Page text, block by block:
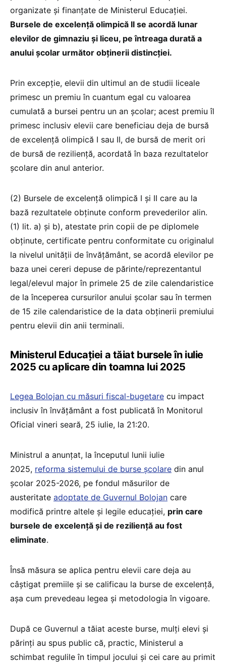
organizate și finanțate de Ministerul Educației.
Bursele de excelență olimpică II se acordă lunar
elevilor de gimnaziu și liceu, pe întreaga durată a
anului școlar următor obținerii distincției.
Prin excepție, elevii din ultimul an de studii liceale
primesc un premiu în cuantum egal cu valoarea
cumulată a bursei pentru un an școlar; acest premiu îl
primesc inclusiv elevii care beneficiau deja de bursă
de excelență olimpică I sau II, de bursă de merit ori
de bursă de reziliență, acordată în baza rezultatelor
școlare din anul anterior.
(2) Bursele de excelență olimpică I și II care au la
bază rezultatele obținute conform prevederilor alin.
(1) lit. a) și b), atestate prin copii de pe diplomele
obținute, certificate pentru conformitate cu originalul
la nivelul unității de învățământ, se acordă elevilor pe
baza unei cereri depuse de părinte/reprezentantul
legal/elevul major în primele 25 de zile calendaristice
de la începerea cursurilor anului școlar sau în termen
de 15 zile calendaristice de la data obținerii premiului
pentru elevii din anii terminali.
Ministerul Educației a tăiat bursele în iulie
2025 cu aplicare din toamna lui 2025
Legea Bolojan cu măsuri fiscal-bugetare cu impact
inclusiv în învățământ a fost publicată în Monitorul
Oficial vineri seară, 25 iulie, la 21:20.
Ministrul a anunțat, la începutul lunii iulie
2025, reforma sistemului de burse școlare din anul
școlar 2025-2026, pe fondul măsurilor de
austeritate adoptate de Guvernul Bolojan care
modifică printre altele și legile educației, prin care
bursele de excelență și de reziliență au fost
eliminate.
Însă măsura se aplica pentru elevii care deja au
câștigat premiile și se calificau la burse de excelență,
așa cum prevedeau legea și metodologia în vigoare.
După ce Guvernul a tăiat aceste burse, mulți elevi și
părinți au spus public că, practic, Ministerul a
schimbat regulile în timpul jocului și cei care au primit